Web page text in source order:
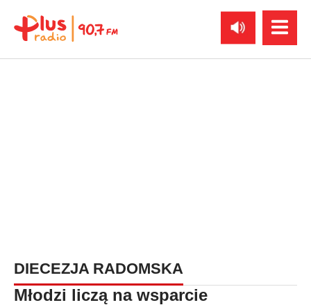
DIECEZJA RADOMSKA
Młodzi liczą na wsparcie